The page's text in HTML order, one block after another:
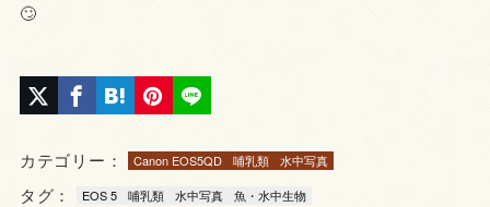
🙄
カテゴリー： Canon EOS5QD 哺乳類 水中写真
タグ： EOS 5 哺乳類 水中写真 魚・水中生物